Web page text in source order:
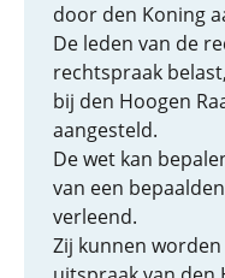
door den Koning
De leden van de
rechtspraak
bij den Hoogen
aangesteld.
De wet kan
van een
verleend.
Zij kunnen